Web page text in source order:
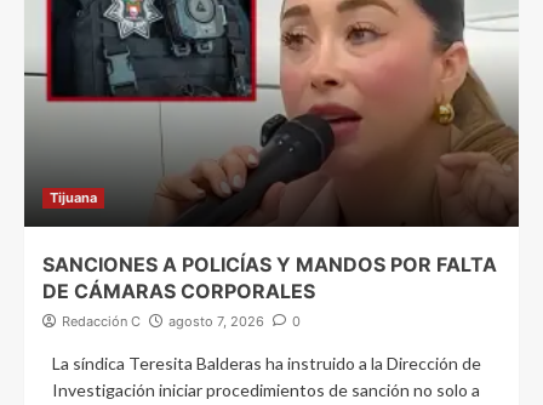
Tijuana
SANCIONES A POLICÍAS Y MANDOS POR FALTA
DE CÁMARAS CORPORALES
Redacción C agosto 7, 2026 0
La síndica Teresita Balderas ha instruido a la Dirección de
Investigación iniciar procedimientos de sanción no solo a